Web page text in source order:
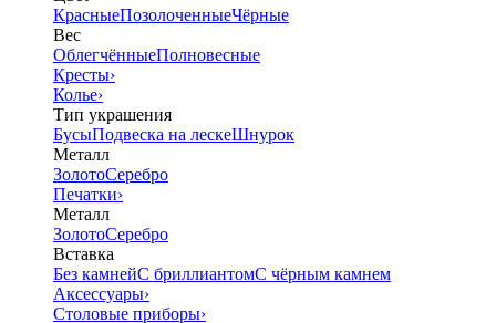
КрасныеПозолоченныеЧёрные
Вес
ОблегчённыеПолновесные
Кресты›
Колье›
Тип украшения
БусыПодвеска на лескеШнурок
Металл
ЗолотоСеребро
Печатки›
Металл
ЗолотоСеребро
Вставка
Без камнейС бриллиантомС чёрным камнем
Аксессуары›
Столовые приборы›